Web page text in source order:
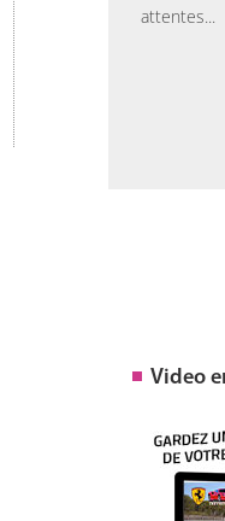
attentes...
Video